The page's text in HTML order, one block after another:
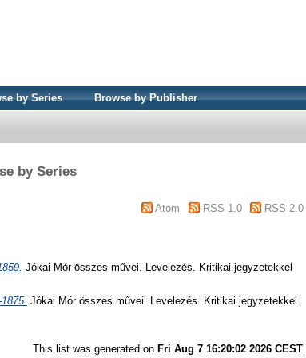
by Series Browse by Publisher
by Series
Atom RSS 1.0 RSS 2.0
Jókai Mór összes művei. Levelezés. Kritikai jegyzetekkel
Jókai Mór összes művei. Levelezés. Kritikai jegyzetekkel
This list was generated on Fri Aug 7 16:20:02 2026 CEST.